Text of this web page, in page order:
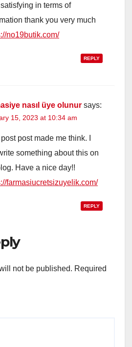
in terms of
thank you very much
no19butik.com/
REPLY
nasıl üye olunur says:
15, 2023 at 10:34 am
post made me think. I
something about this on
Have a nice day!!
farmasiucretsizuyelik.com/
REPLY
not be published. Required